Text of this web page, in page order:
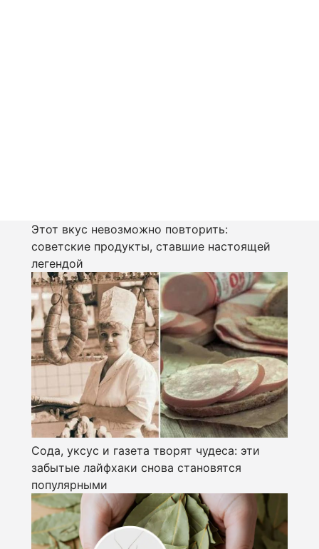
Этот вкус невозможно повторить:
советские продукты, ставшие настоящей
легендой
Сода, уксус и газета творят чудеса: эти
забытые лайфхаки снова становятся
популярными